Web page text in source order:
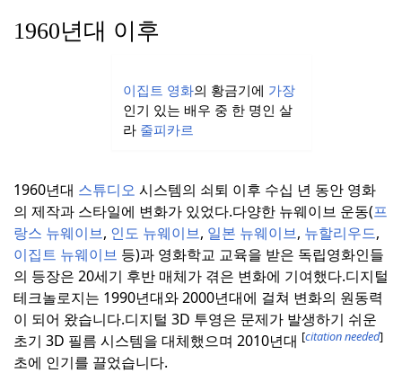
1960년대 이후
이집트 영화의 황금기에 가장
인기 있는 배우 중 한 명인 살
라 줄피카르
1960년대 스튜디오 시스템의 쇠퇴 이후 수십 년 동안 영화
의 제작과 스타일에 변화가 있었다.다양한 뉴웨이브 운동(프
랑스 뉴웨이브, 인도 뉴웨이브, 일본 뉴웨이브, 뉴할리우드,
이집트 뉴웨이브 등)과 영화학교 교육을 받은 독립영화인들
의 등장은 20세기 후반 매체가 겪은 변화에 기여했다.디지털
테크놀로지는 1990년대와 2000년대에 걸쳐 변화의 원동력
이 되어 왔습니다.디지털 3D 투영은 문제가 발생하기 쉬운
초기 3D 필름 시스템을 대체했으며 2010년대 [citation needed]
초에 인기를 끌었습니다.